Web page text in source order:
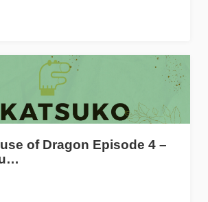
of Dragon Episode 4 –